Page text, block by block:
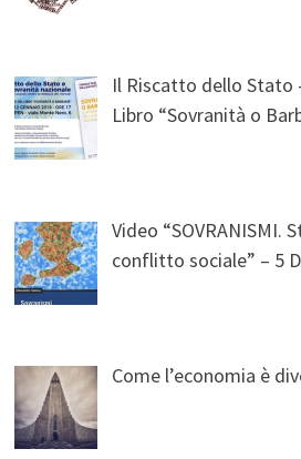
Il Riscatto dello Stato
Libro “Sovranità o
Video “SOVRANISMI.
conflitto sociale” – 5
Come l’economia è